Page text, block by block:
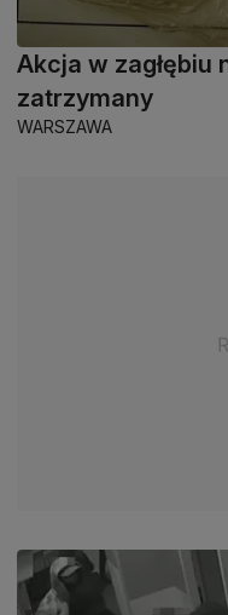
Akcja w
zatrzymany
WARSZAWA